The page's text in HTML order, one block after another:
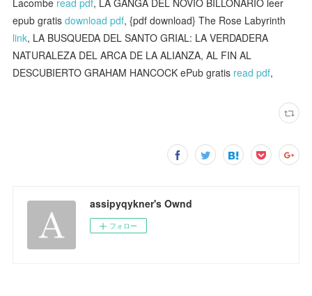
epub gratisdownload pdf, {pdf download} The Rose Labyrinth
link, LA BUSQUEDA DEL SANTO GRIAL: LA VERDADERA
NATURALEZA DEL ARCA DE LA ALIANZA, AL FIN AL
DESCUBIERTO GRAHAM HANCOCK ePub gratis read pdf,
assipyqykner's Ownd
フォロー